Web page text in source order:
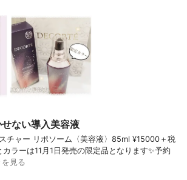
ない導入美容液
チャー リポソーム〈美容液〉85ml ¥15000＋税
ラーは11月1日発売の限定品となります✨予約
見る